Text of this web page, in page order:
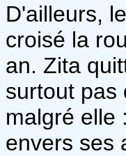
D'ailleurs,
croisé la
an. Zita
surtout pas
malgré elle
envers ses